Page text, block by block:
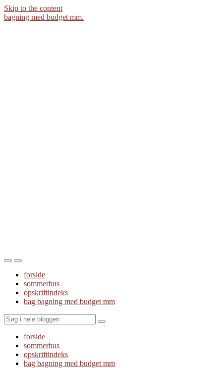
Skip to the content
bagning med budget mm.
Toggle
mobile
menu
Toggle
the
search
field
forside
sommerhus
opskriftindeks
bag bagning med budget mm
Search
forside
sommerhus
opskriftindeks
bag bagning med budget mm